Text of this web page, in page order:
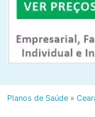
Planos de Saúde »